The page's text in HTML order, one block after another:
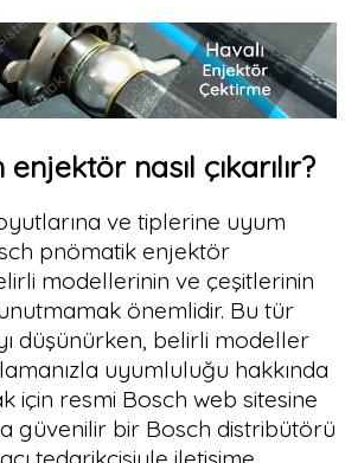
enjektör nasıl çıkarılır?
ve tiplerine uyum
pnömatik enjektör
modellerinin ve çeşitlerinin
önemlidir. Bu tür
düşünürken, belirli modeller
uyumluluğu hakkında
için resmi Bosch web sitesine
güvenilir bir Bosch distribütörü